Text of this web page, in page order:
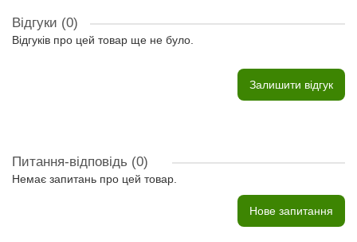
Відгуки (0)
Відгуків про цей товар ще не було.
Залишити відгук
Питання-відповідь (0)
Немає запитань про цей товар.
Нове запитання